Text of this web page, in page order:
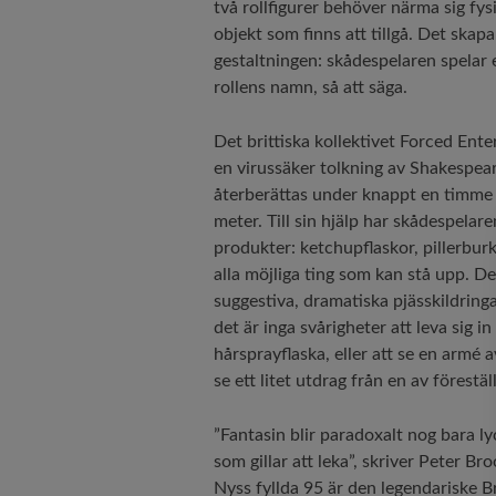
två rollfigurer behöver närma sig
objekt som finns att tillgå. Det
gestaltningen: skådespelaren
rollens namn, så att säga.
Det brittiska kollektivet Forced
en virussäker tolkning av
återberättas under knappt en
meter. Till sin hjälp har
produkter: ketchupflaskor,
alla möjliga ting som kan stå upp.
suggestiva, dramatiska
det är inga svårigheter att leva sig
hårsprayflaska, eller att se en armé
se ett litet utdrag från en av
”Fantasin blir paradoxalt nog bara
som gillar att leka”, skriver Peter
Nyss fyllda 95 är den legendariske